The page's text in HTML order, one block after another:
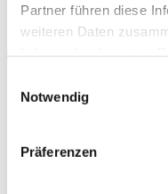
Partner führen diese
weiteren Daten
Notwendig
Präferenzen